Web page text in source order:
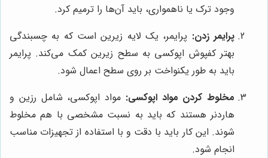
وجود ترک یا ناهمواری، باید آن‌ها را ترمیم کرد.
پرایمر زدن: پرایمر، یک لایه زیرین است که به چسبندگی
بهتر کفپوش اپوکسی به سطح زیرین کمک می‌کند. پرایمر
باید به طور یکنواخت بر روی سطح اعمال شود.
مخلوط کردن مواد اپوکسی: مواد اپوکسی، شامل رزین و
هاردنر هستند که باید به نسبت مشخصی با هم مخلوط
شوند. این کار باید با دقت و با استفاده از تجهیزات مناسب
انجام شود.